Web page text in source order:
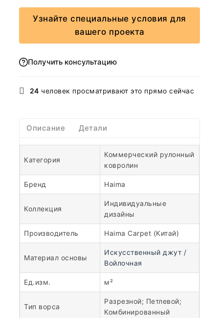
Узнайте специальные условия для
вашего проекта
Получить консультацию
24 человек просматривают это прямо сейчас
Описание Детали
Категория
Коммерческий рулонный
ковролин
Бренд Haima
Коллекция
Индивидуальные
дизайны
Производитель Haima Carpet (Китай)
Материал основы
Искусственный джут /
Войлочная
Ед.изм. м²
Тип ворса
Разрезной; Петлевой;
Комбинированный